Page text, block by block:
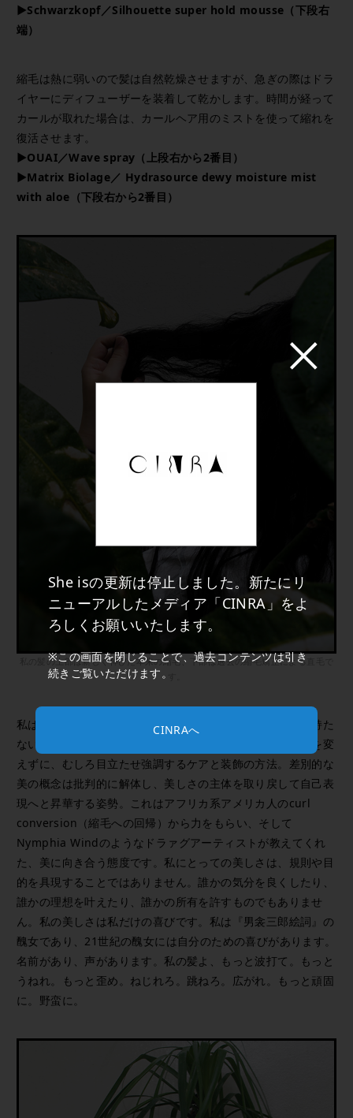
She isの更新は停止しました。新たにリ
ニューアルしたメディア「CINRA」をよ
ろしくお願いいたします。
※この画面を閉じることで、過去コンテンツは引き
続きご覧いただけます。
CINRAへ
▶Schwarzkopf／Silhouette super hold mousse（下段右
端）
縮毛は熱に弱いので髪は自然乾燥させますが、急ぎの際はドラ
イヤーにディフューザーを装着して乾かします。時間が経って
カールが取れた場合は、カールヘア用のミストを使って縮れを
復活させます。
▶OUAI／Wave spray（上段右から2番目）
▶Matrix Biolage／ Hydrasource dewy moisture mist
with aloe（下段右から2番目）
私の髪の上部は新しく伸びた本来の縮毛、下部は過去の縮毛矯正による直毛で
私は逸脱や異常と見做されても、自分の在り方に罪悪感を持た
ないと決めました。好きな髪型の選択。自分の特徴や形状を変
えずに、むしろ目立たせ強調するケアと装飾の方法。差別的な
美の概念は批判的に解体し、美しさの主体を取り戻して自己表
現へと昇華する姿勢。これはアフリカ系アメリカ人のcurl
conversion（縮毛への回帰）から力をもらい、そして
Nymphia Windのようなドラァグアーティストが教えてくれ
た、美に向き合う態度です。私にとっての美しさは、規則や目
的を具現することではありません。誰かの気分を良くしたり、
誰かの理想を叶えたり、誰かの所有を許すものでもありませ
ん。私の美しさは私だけの喜びです。私は『男衾三郎絵詞』の
醜女であり、21世紀の醜女には自分のための喜びがあります。
名前があり、声があります。私の髪よ、もっと波打て。もっと
うねれ。もっと歪め。ねじれろ。跳ねろ。広がれ。もっと頑固
に。野蛮に。